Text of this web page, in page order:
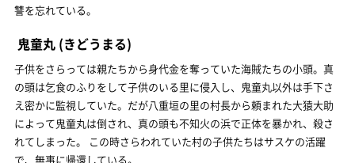
讐を忘れている。
鬼童丸 (きどうまる)
子供をさらっては親たちから身代金を奪っていた海賊たちの小頭。真
の頭は乞食のふりをして子供のいる里に侵入し、鬼童丸以外は手下さ
え密かに監視していた。だが八重垣の里の村長から頼まれた大猿大助
によって鬼童丸は倒され、真の頭も不知火の浜で正体を暴かれ、殺さ
れてしまった。 この時さらわれていた村の子供たちはサスケの活躍
で、無事に帰還している。